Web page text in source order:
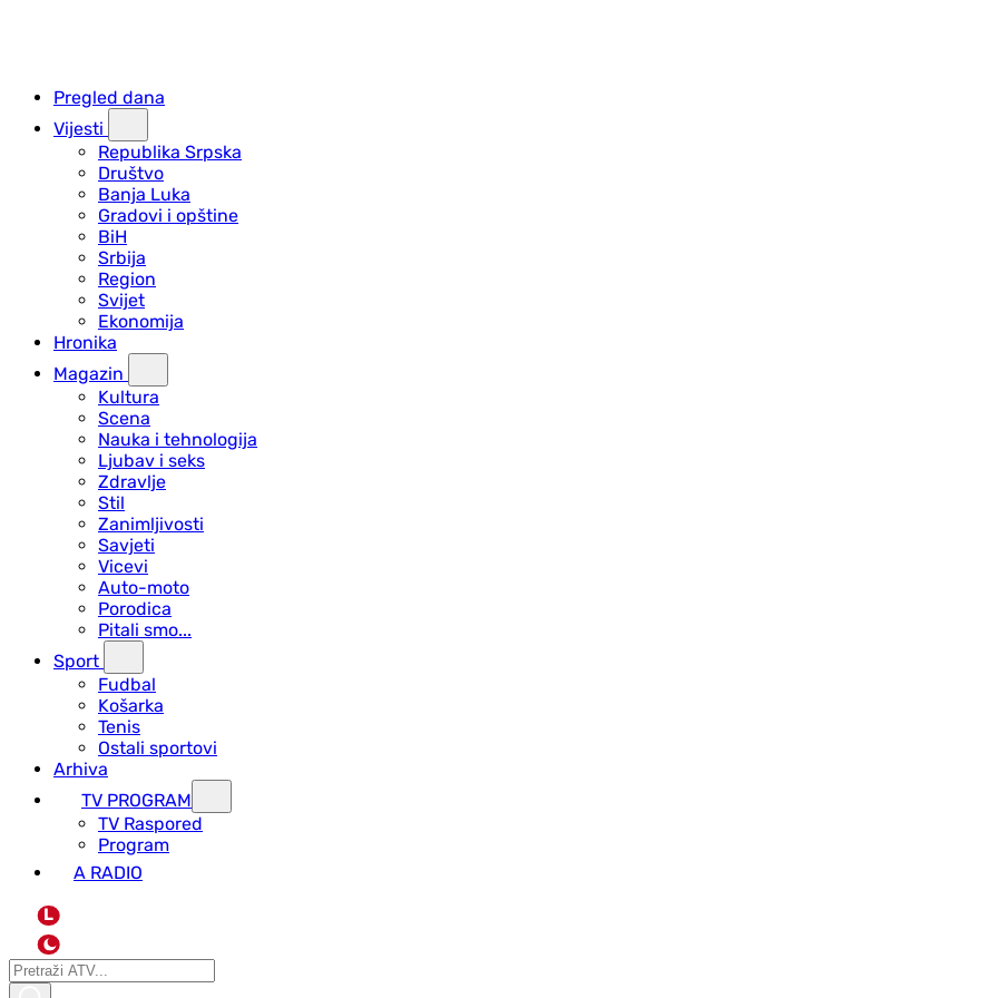
Pregled dana
Vijesti
Republika Srpska
Društvo
Banja Luka
Gradovi i opštine
BiH
Srbija
Region
Svijet
Ekonomija
Hronika
Magazin
Kultura
Scena
Nauka i tehnologija
Ljubav i seks
Zdravlje
Stil
Zanimljivosti
Savjeti
Vicevi
Auto-moto
Porodica
Pitali smo...
Sport
Fudbal
Košarka
Tenis
Ostali sportovi
Arhiva
TV PROGRAM
ТV Raspored
Program
A RADIO
L